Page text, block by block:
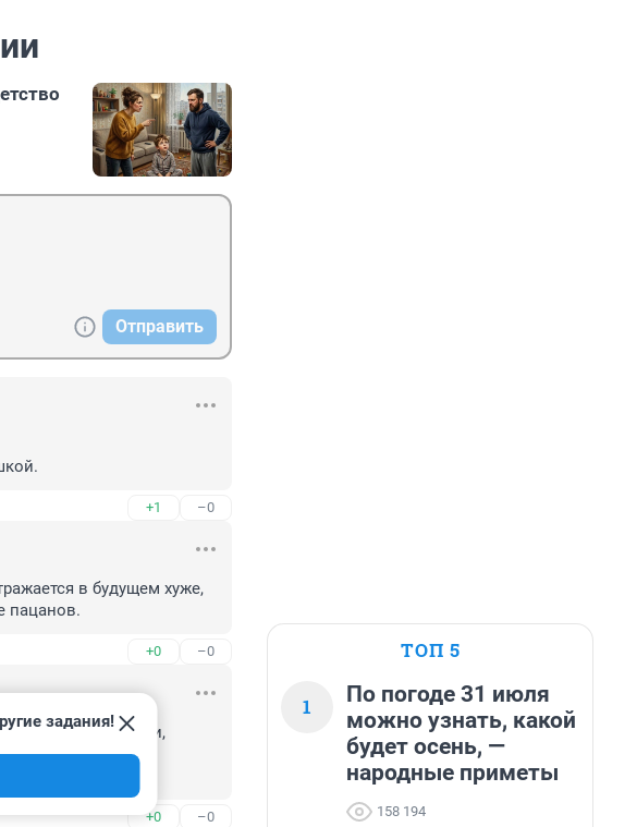
Отправить
+1 –0
в будущем хуже,
пацанов.
+0 –0
эти родственники,
в туман. Они не
+0 –0
задания!
ТОП 5
1
По погоде 31 июля
можно узнать, какой
будет осень, —
народные приметы
158 194